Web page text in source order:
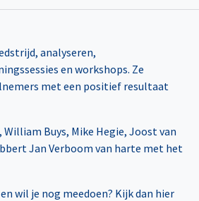
analyseren,
en workshops. Ze
met een positief resultaat
Buys, Mike Hegie, Joost van
Jan Verboom van harte met het
wil je nog meedoen? Kijk dan hier